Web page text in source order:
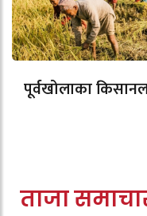
पूर्वखोलाका
ताजा